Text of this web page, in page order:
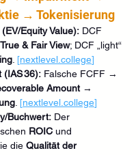
→ Tokenisierung
Equity Value): DCF
True & Fair View; DCF „light“
[nextlevel.college]
36): Falsche FCFF →
Amount →
[nextlevel.college]
Buchwert: Der
ROIC und
die Qualität der